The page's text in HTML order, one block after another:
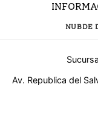
NUBDE
Av. Republica del